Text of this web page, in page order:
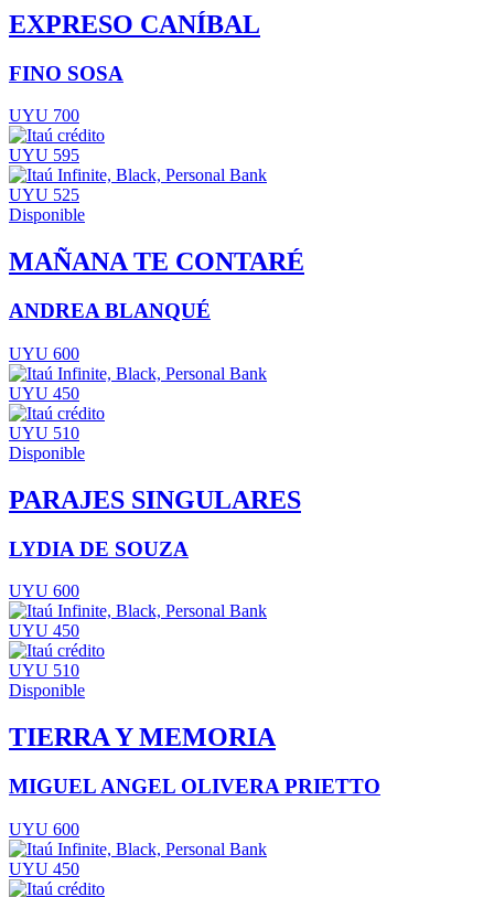
EXPRESO CANÍBAL
FINO SOSA
UYU 700
UYU 595
UYU 525
Disponible
MAÑANA TE CONTARÉ
ANDREA BLANQUÉ
UYU 600
UYU 450
UYU 510
Disponible
PARAJES SINGULARES
LYDIA DE SOUZA
UYU 600
UYU 450
UYU 510
Disponible
TIERRA Y MEMORIA
MIGUEL ANGEL OLIVERA PRIETTO
UYU 600
UYU 450